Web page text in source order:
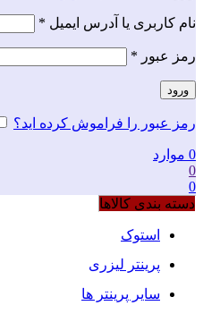
نام کاربری یا آدرس ایمیل *
رمز عبور *
ورود
رمز عبور را فراموش کرده اید؟
0 موارد
0
0
دسته بندی کالاها
استوک
پرینتر لیزری
سایر پرینتر ها